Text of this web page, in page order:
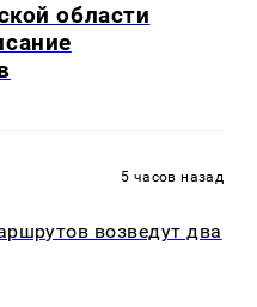
области
5 часов назад
возведут два